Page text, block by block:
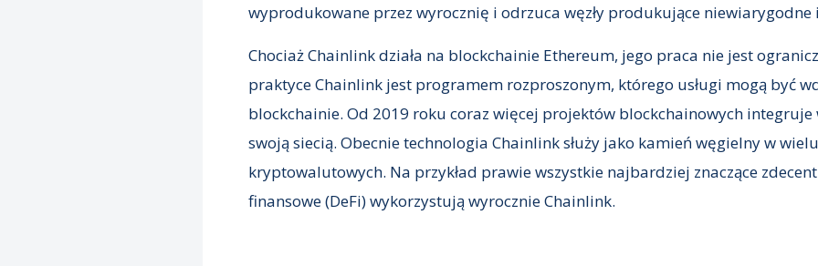
wyprodukowane przez wyrocznię i odrzuca węzły produkujące niewiarygodne
Chociaż Chainlink działa na blockchainie Ethereum, jego praca nie jest
praktyce Chainlink jest programem rozproszonym, którego usługi mogą być
blockchainie. Od 2019 roku coraz więcej projektów blockchainowych integruje
swoją siecią. Obecnie technologia Chainlink służy jako kamień węgielny w
kryptowalutowych. Na przykład prawie wszystkie najbardziej znaczące
finansowe (DeFi) wykorzystują wyrocznie Chainlink.